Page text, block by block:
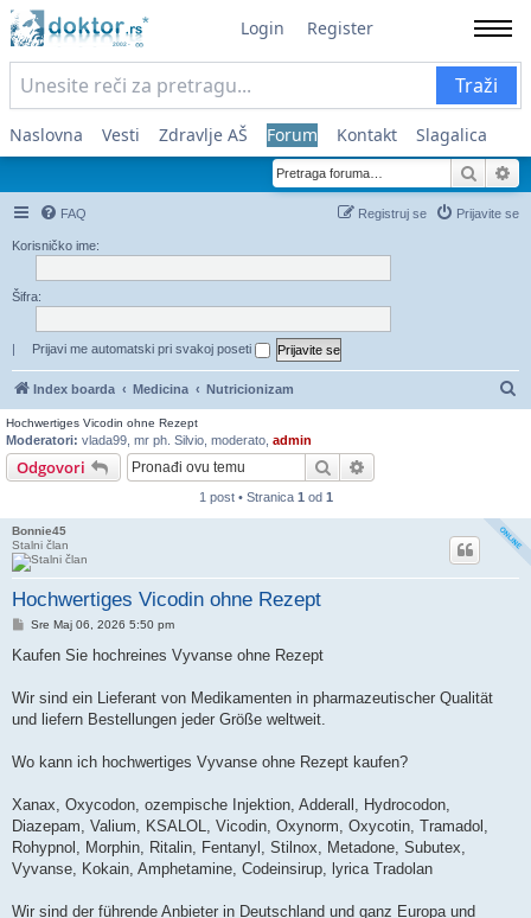
Login Register
Traži
Naslovna Vesti Zdravlje AŠ Forum Kontakt Slagalica
FAQ Prijavite se
Registruj se
Korisničko ime:
Šifra:
| Prijavi me automatski pri svakoj poseti
Index boarda Medicina Nutricionizam
Hochwertiges Vicodin ohne Rezept
Moderatori: vlada99 mr ph. Silvio moderato admin
Odgovori Pretraga
1 post • Stranica 1 od 1
Bonnie45
Stalni član
Hochwertiges Vicodin ohne Rezept
Post
Sre Maj 06, 2026 5:50 pm
Kaufen Sie hochreines Vyvanse ohne Rezept
Wir sind ein Lieferant von Medikamenten in pharmazeutischer Qualität
und liefern Bestellungen jeder Größe weltweit.
Wo kann ich hochwertiges Vyvanse ohne Rezept kaufen?
Xanax, Oxycodon, ozempische Injektion, Adderall, Hydrocodon,
Diazepam, Valium, KSALOL, Vicodin, Oxynorm, Oxycotin, Tramadol,
Rohypnol, Morphin, Ritalin, Fentanyl, Stilnox, Metadone, Subutex,
Vyvanse, Kokain, Amphetamine, Codeinsirup, lyrica Tradolan
Wir sind der führende Anbieter in Deutschland und ganz Europa und